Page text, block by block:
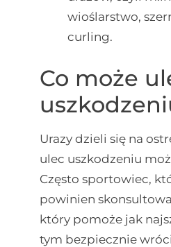
wioślarstwo,
curling.
Co może
Urazy dzieli się na
ulec uszkodzeniu
Często sportowiec,
powinien
który pomoże jak
tym bezpiecznie